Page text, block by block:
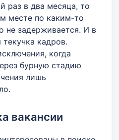
раз в два месяца, то
месте по каким-то
не задерживается. И в
кадров.
когда
бурную стадию
лишь
вакансии